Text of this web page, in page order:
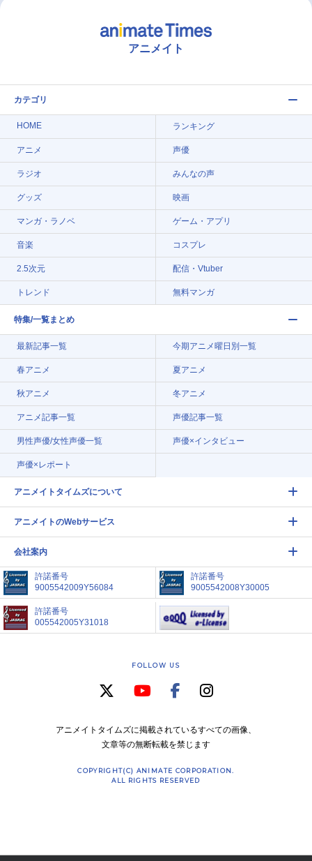
アニメイト
カテゴリ
HOME ランキング
アニメ 声優
ラジオ みんなの声
グッズ 映画
マンガ・ラノベ ゲーム・アプリ
音楽 コスプレ
2.5次元 配信・Vtuber
トレンド 無料マンガ
特集/一覧まとめ
最新記事一覧 今期アニメ曜日別一覧
春アニメ 夏アニメ
秋アニメ 冬アニメ
アニメ記事一覧 声優記事一覧
男性声優/女性声優一覧 声優×インタビュー
声優×レポート
アニメイトタイムズについて
アニメイトのWebサービス
会社案内
許諾番号
9005542009Y56084
許諾番号
9005542008Y30005
許諾番号
005542005Y31018
FOLLOW US
アニメイトタイムズに掲載されているすべての画像、
文章等の無断転載を禁じます
COPYRIGHT(C) ANIMATE CORPORATION.
ALL RIGHTS RESERVED